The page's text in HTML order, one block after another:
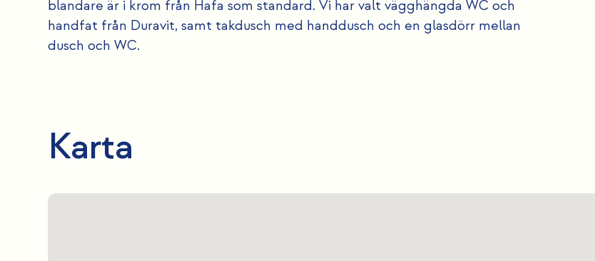
blandare är i krom från Hafa som standard. Vi har valt vägghängda WC och
handfat från Duravit, samt takdusch med handdusch och en glasdörr mellan
dusch och WC.
Karta